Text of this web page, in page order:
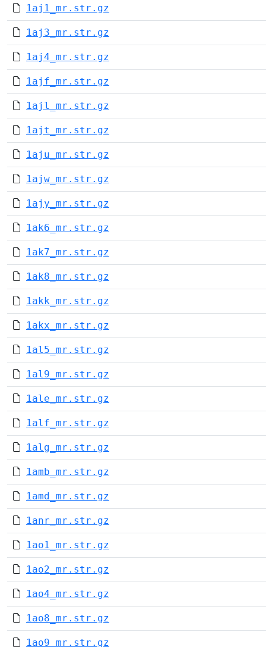
1aj1_mr.str.gz
1aj3_mr.str.gz
1aj4_mr.str.gz
1ajf_mr.str.gz
1ajl_mr.str.gz
1ajt_mr.str.gz
1aju_mr.str.gz
1ajw_mr.str.gz
1ajy_mr.str.gz
1ak6_mr.str.gz
1ak7_mr.str.gz
1ak8_mr.str.gz
1akk_mr.str.gz
1akx_mr.str.gz
1al5_mr.str.gz
1al9_mr.str.gz
1ale_mr.str.gz
1alf_mr.str.gz
1alg_mr.str.gz
1amb_mr.str.gz
1amd_mr.str.gz
1anr_mr.str.gz
1ao1_mr.str.gz
1ao2_mr.str.gz
1ao4_mr.str.gz
1ao8_mr.str.gz
1ao9_mr.str.gz